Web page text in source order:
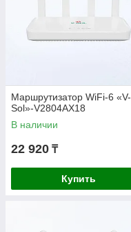
Маршрутизатор WiFi-6 «V-
Sol»-V2804AX18
В наличии
22 920 ₸
Купить